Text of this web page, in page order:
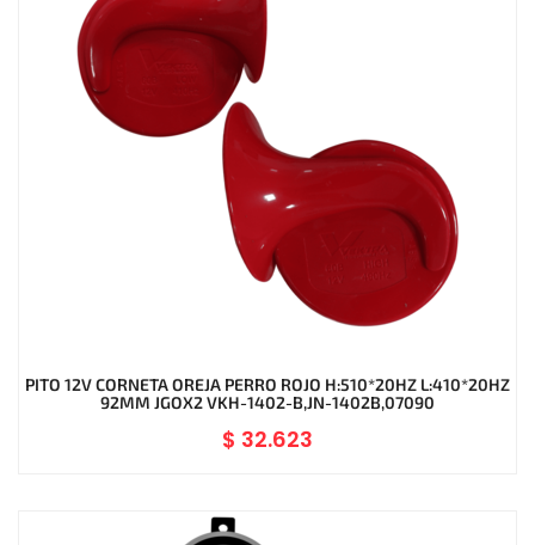
PITO 12V CORNETA OREJA PERRO ROJO H:510*20HZ L:410*20HZ
92MM JGOX2 VKH-1402-B,JN-1402B,07090
$ 32.623